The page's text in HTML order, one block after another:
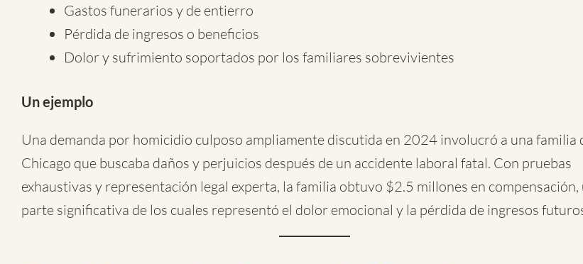
Gastos funerarios y de entierro
Pérdida de ingresos o beneficios
Dolor y sufrimiento soportados por los familiares sobrevivientes
Un ejemplo
Una demanda por homicidio culposo ampliamente discutida en 2024 involucró a una familia
Chicago que buscaba daños y perjuicios después de un accidente laboral fatal. Con pruebas
exhaustivas y representación legal experta, la familia obtuvo $2.5 millones en compensación,
parte significativa de los cuales representó el dolor emocional y la pérdida de ingresos